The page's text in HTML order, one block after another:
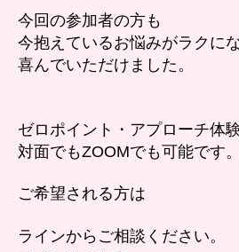
今回の参加者の方も
今抱えているお悩みがラクに
喜んでいただけました。
ゼロポイント・アプローチ体
対面でもZOOMでも可能です。
ご希望される方は
ラインからご相談ください。